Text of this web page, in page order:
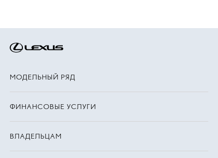
МОДЕЛЬНЫЙ РЯД
ФИНАНСОВЫЕ УСЛУГИ
ВЛАДЕЛЬЦАМ